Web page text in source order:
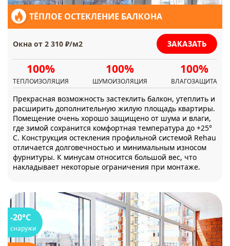
ТЁПЛОЕ ОСТЕКЛЕНИЕ БАЛКОНА
Окна от 2 310 ₽/м2 ЗАКАЗАТЬ
100%
ТЕПЛОИЗОЛЯЦИЯ
100%
ШУМОИЗОЛЯЦИЯ
100%
ВЛАГОЗАЩИТА
Прекрасная возможность застеклить балкон, утеплить и
расширить дополнительную жилую площадь квартиры.
Помещение очень хорошо защищено от шума и влаги,
где зимой сохранится комфортная температура до +25°
С. Конструкция остекления профильной системой Rehau
отличается долговечностью и минимальным износом
фурнитуры. К минусам относится большой вес, что
накладывает некоторые ограничения при монтаже.
-20°C
снаружи